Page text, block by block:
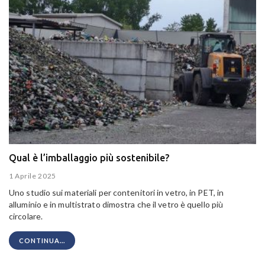
Qual è l’imballaggio più sostenibile?
1 Aprile 2025
Uno studio sui materiali per contenitori in vetro, in PET, in
alluminio e in multistrato dimostra che il vetro è quello più
circolare.
CONTINUA...